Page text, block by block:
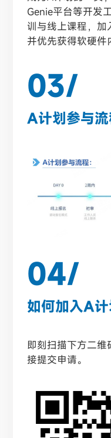
Genie平台等开发
训与线上课程，加
并优先获得软硬件
03/
A计划参与
04/
如何加入A计
即刻扫描下方二维
接提交申请。